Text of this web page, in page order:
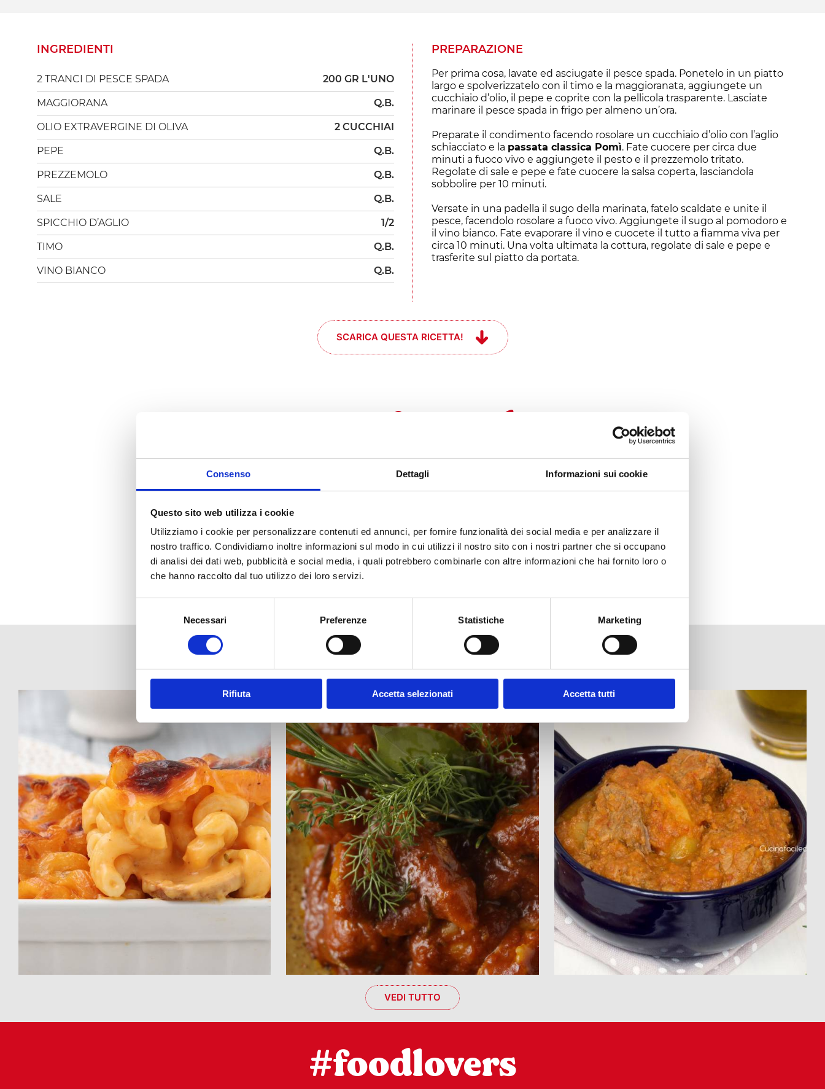
Consenso Dettagli Informazioni sui cookie
Questo sito web utilizza i cookie
Utilizziamo i cookie per personalizzare contenuti ed annunci, per fornire funzionalità dei social media e per analizzare il
nostro traffico. Condividiamo inoltre informazioni sul modo in cui utilizzi il nostro sito con i nostri partner che si occupano
di analisi dei dati web, pubblicità e social media, i quali potrebbero combinarle con altre informazioni che hai fornito loro o
che hanno raccolto dal tuo utilizzo dei loro servizi.
Necessari Preferenze Statistiche Marketing
Rifiuta Accetta selezionati Accetta tutti
INGREDIENTI
2 TRANCI DI PESCE SPADA 200 GR L'UNO
MAGGIORANA Q.B.
OLIO EXTRAVERGINE DI OLIVA 2 CUCCHIAI
PEPE Q.B.
PREZZEMOLO Q.B.
SALE Q.B.
SPICCHIO D’AGLIO 1/2
TIMO Q.B.
VINO BIANCO Q.B.
PREPARAZIONE
Per prima cosa, lavate ed asciugate il pesce spada. Ponetelo in un piatto
largo e spolverizzatelo con il timo e la maggioranata, aggiungete un
cucchiaio d’olio, il pepe e coprite con la pellicola trasparente. Lasciate
marinare il pesce spada in frigo per almeno un’ora.
Preparate il condimento facendo rosolare un cucchiaio d’olio con l’aglio
schiacciato e la passata classica Pomì. Fate cuocere per circa due
minuti a fuoco vivo e aggiungete il pesto e il prezzemolo tritato.
Regolate di sale e pepe e fate cuocere la salsa coperta, lasciandola
sobbolire per 10 minuti.
Versate in una padella il sugo della marinata, fatelo scaldate e unite il
pesce, facendolo rosolare a fuoco vivo. Aggiungete il sugo al pomodoro e
il vino bianco. Fate evaporare il vino e cuocete il tutto a fiamma viva per
circa 10 minuti. Una volta ultimata la cottura, regolate di sale e pepe e
trasferite sul piatto da portata.
SCARICA QUESTA RICETTA!
e se mi prende
il momento #chef?
ISCRIVITI ALLA NEWSLETTER
Altre ricette
VEDI TUTTO
#foodlovers